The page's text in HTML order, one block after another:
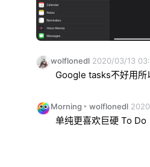
wolflonedl 2020/03/13
Google tasks不好用所
Morning wolflonedl
单纯更喜欢巨硬 To Do